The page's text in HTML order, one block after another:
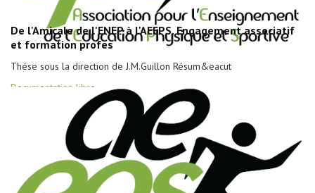
De l'Amicale de l'ENEP à l'AEEPS. Engagement associatif
et formation profes
Thése sous la direction de J.M.Guillon Résum&eacut
Documentation libre